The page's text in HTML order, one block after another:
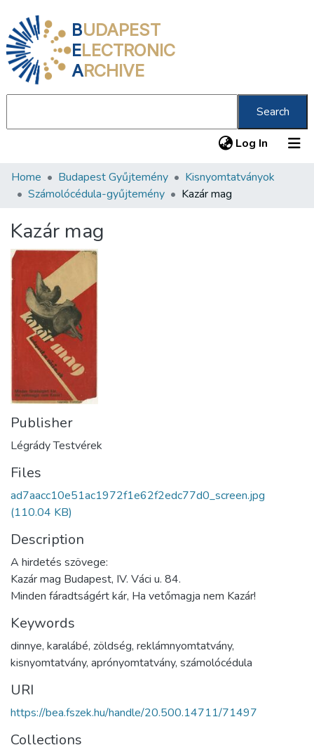
BUDAPEST
ELECTRONIC
ARCHIVE
Search
Log In (current)
Communities & Collections
Statistics
About us
Home Budapest Gyűjtemény
Kisnyomtatványok
Számolócédula-gyűjtemény
Kazár mag
Kazár mag
Publisher
Légrády Testvérek
Files
ad7aacc10e51ac1972f1e62f2edc77d0_screen.jpg
(110.04 KB)
Description
A hirdetés szövege:
Kazár mag Budapest, IV. Váci u. 84.
Minden fáradtságért kár, Ha vetőmagja nem Kazár!
Keywords
dinnye, karalábé, zöldség, reklámnyomtatvány,
kisnyomtatvány, aprónyomtatvány, számolócédula
URI
https://bea.fszek.hu/handle/20.500.14711/71497
Collections